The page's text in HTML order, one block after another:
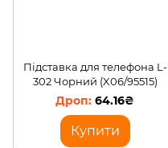
Підставка для телефона L-
302 Чорний (X06/95515)
64.16₴
Купити